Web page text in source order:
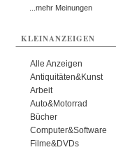
...mehr Meinungen
KLEINANZEIGEN
Alle Anzeigen
Antiquitäten&Kunst
Arbeit
Auto&Motorrad
Bücher
Computer&Software
Filme&DVDs